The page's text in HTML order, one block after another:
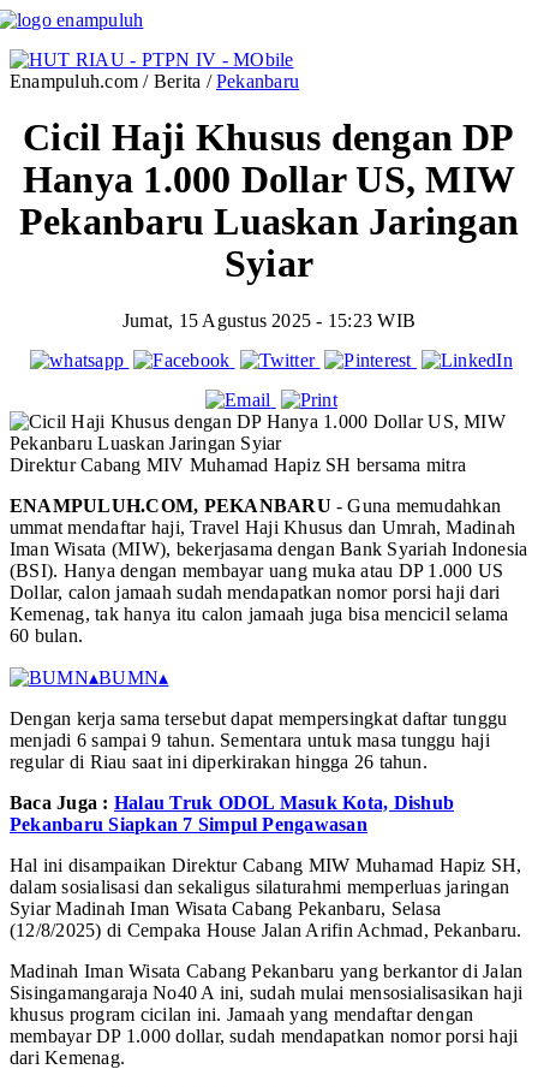
Enampuluh.com / Berita /Pekanbaru
Cicil Haji Khusus dengan DP
Hanya 1.000 Dollar US, MIW
Pekanbaru Luaskan Jaringan
Syiar
Jumat, 15 Agustus 2025 - 15:23 WIB
Direktur Cabang MIV Muhamad Hapiz SH bersama mitra
ENAMPULUH.COM, PEKANBARU - Guna memudahkan
ummat mendaftar haji, Travel Haji Khusus dan Umrah, Madinah
Iman Wisata (MIW), bekerjasama dengan Bank Syariah Indonesia
(BSI). Hanya dengan membayar uang muka atau DP 1.000 US
Dollar, calon jamaah sudah mendapatkan nomor porsi haji dari
Kemenag, tak hanya itu calon jamaah juga bisa mencicil selama
60 bulan.
▴BUMN▴
Dengan kerja sama tersebut dapat mempersingkat daftar tunggu
menjadi 6 sampai 9 tahun. Sementara untuk masa tunggu haji
regular di Riau saat ini diperkirakan hingga 26 tahun.
Baca Juga : Halau Truk ODOL Masuk Kota, Dishub
Pekanbaru Siapkan 7 Simpul Pengawasan
Hal ini disampaikan Direktur Cabang MIW Muhamad Hapiz SH,
dalam sosialisasi dan sekaligus silaturahmi memperluas jaringan
Syiar Madinah Iman Wisata Cabang Pekanbaru, Selasa
(12/8/2025) di Cempaka House Jalan Arifin Achmad, Pekanbaru.
Madinah Iman Wisata Cabang Pekanbaru yang berkantor di Jalan
Sisingamangaraja No40 A ini, sudah mulai mensosialisasikan haji
khusus program cicilan ini. Jamaah yang mendaftar dengan
membayar DP 1.000 dollar, sudah mendapatkan nomor porsi haji
dari Kemenag.